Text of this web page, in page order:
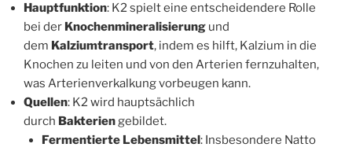
Hauptfunktion: K2 spielt eine entscheidendere Rolle
bei der Knochenmineralisierung und
dem Kalziumtransport, indem es hilft, Kalzium in die
Knochen zu leiten und von den Arterien fernzuhalten,
was Arterienverkalkung vorbeugen kann.
Quellen: K2 wird hauptsächlich
durch Bakteriengebildet.
Fermentierte Lebensmittel: Insbesondere Natto